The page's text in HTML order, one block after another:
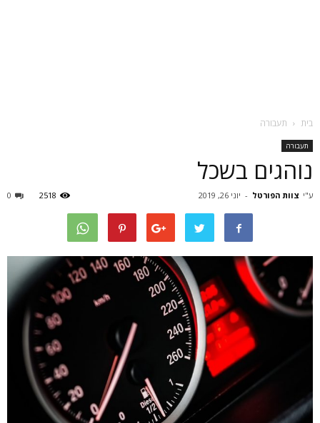
בית תעבורה
תעבורה
נוהגים בשכל
ע"י צוות הפורטל - יוני 26, 2019 0 2518